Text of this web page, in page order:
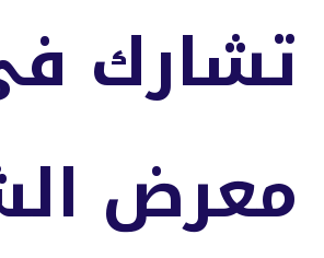
تشارك
معرض